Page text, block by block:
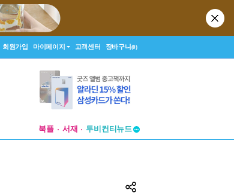
회원가입 마이페이지 고객센터 장바구니(0)
북플 서재
창작플랫폼